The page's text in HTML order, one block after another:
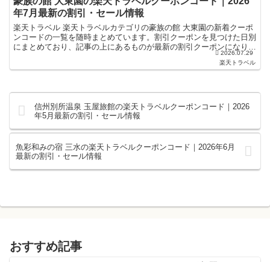
年7月最新の割引・セール情報
楽天トラベル 楽天トラベルカテゴリの豪族の館 大東園の新着クーポ
ンコードの一覧を随時まとめています。割引クーポンを見つけた日別
にまとめており、記事の上にあるものが最新の割引クーポンになりま
す。ホテル・旅館宿泊の予約などで使えるクーポンやセー...2026.07.29
楽天トラベル
信州別所温泉 玉屋旅館の楽天トラベルクーポンコード｜2026
年5月最新の割引・セール情報
魚彩和みの宿 三水の楽天トラベルクーポンコード｜2026年6月
最新の割引・セール情報
おすすめ記事